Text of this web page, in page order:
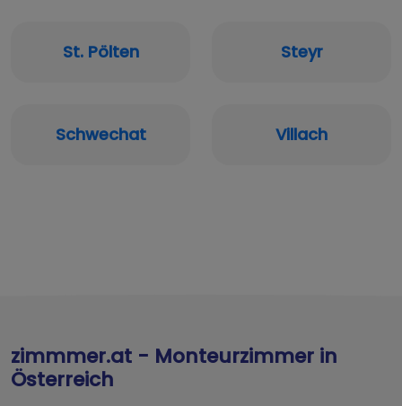
St. Pölten Steyr
Schwechat Villach
zimmmer.at - Monteurzimmer in
Österreich